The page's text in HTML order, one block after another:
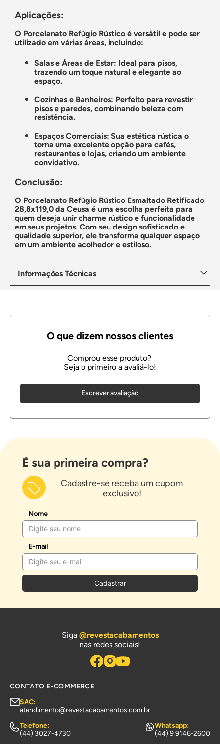
Aplicações:
O Porcelanato Refúgio Rústico é versátil e pode ser
utilizado em várias áreas, incluindo:
Salas e Áreas de Estar: Ideal para pisos,
trazendo um toque natural e elegante ao
espaço.
Cozinhas e Banheiros: Perfeito para revestir
pisos e paredes, combinando beleza com
resistência.
Espaços Comerciais: Sua estética rústica o
torna uma excelente opção para cafés,
restaurantes e lojas, criando um ambiente
convidativo.
Conclusão:
O Porcelanato Refúgio Rústico Esmaltado Retificado
28,8x119,0 da Ceusa é uma escolha perfeita para
quem deseja unir charme rústico e funcionalidade
em seus projetos. Com seu design sofisticado e
qualidade superior, ele transforma qualquer espaço
em um ambiente acolhedor e estiloso.
Informações Técnicas
Escrever avaliação
É sua primeira compra?
Cadastre-se receba um cupom
exclusivo!
Nome
E-mail
Cadastrar
Siga @revestacabamentos
nas redes sociais!
CONTATO E-COMMERCE
SAC:
atendimento@revestacabamentos.com.br
Telefone:
(44) 3027-4730
Whatsapp:
(44) 9 9146-2600